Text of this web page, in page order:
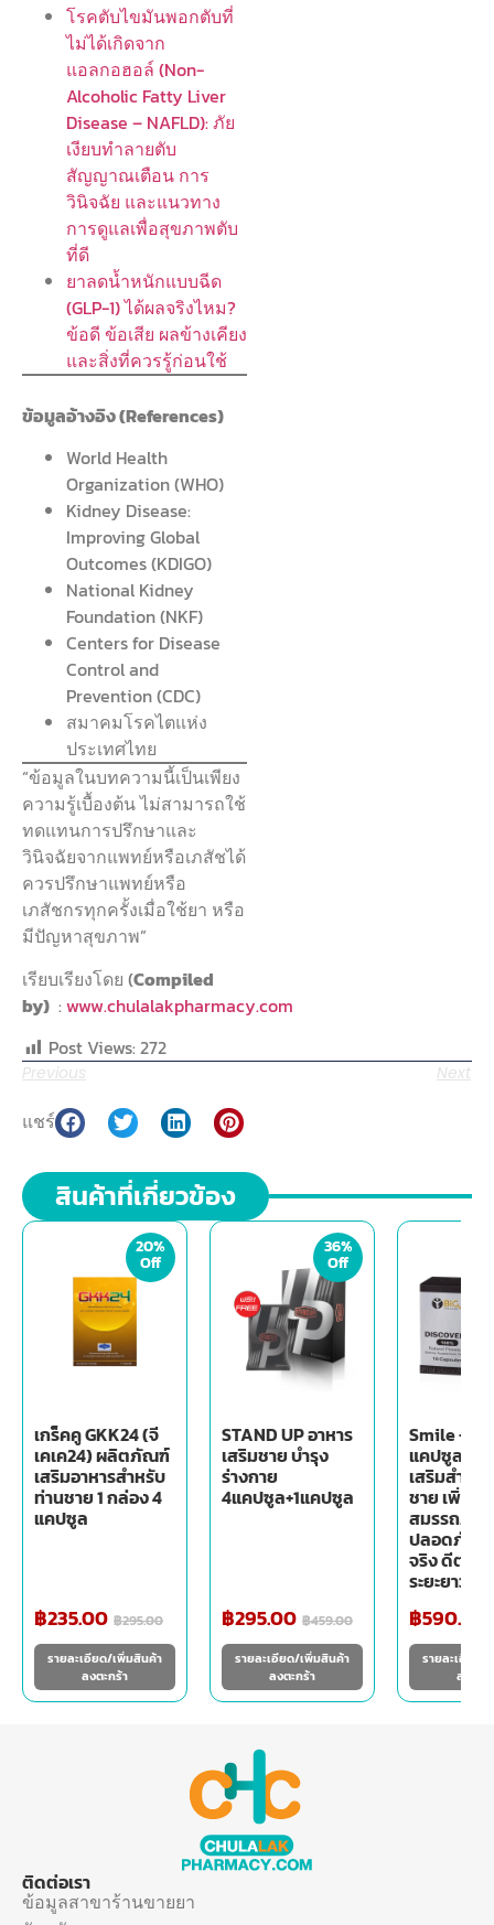
โรคตับไขมันพอกตับที่
ไม่ได้เกิดจาก
แอลกอฮอล์ (Non-
Alcoholic Fatty Liver
Disease – NAFLD): ภัย
เงียบทำลายตับ
สัญญาณเตือน การ
วินิจฉัย และแนวทาง
การดูแลเพื่อสุขภาพตับ
ที่ดี
ยาลดน้ำหนักแบบฉีด
(GLP-1) ได้ผลจริงไหม?
ข้อดี ข้อเสีย ผลข้างเคียง
และสิ่งที่ควรรู้ก่อนใช้
ข้อมูลอ้างอิง (References)
World Health
Organization (WHO)
Kidney Disease:
Improving Global
Outcomes (KDIGO)
National Kidney
Foundation (NKF)
Centers for Disease
Control and
Prevention (CDC)
สมาคมโรคไตแห่ง
ประเทศไทย
“ข้อมูลในบทความนี้เป็นเพียง
ความรู้เบื้องต้น ไม่สามารถใช้
ทดแทนการปรึกษาและ
วินิจฉัยจากแพทย์หรือเภสัชได้
ควรปรึกษาแพทย์หรือ
เภสัชกรทุกครั้งเมื่อใช้ยา หรือ
มีปัญหาสุขภาพ”
เรียบเรียงโดย (Compiled
by) : www.chulalakpharmacy.com
Post Views: 272
Previous Next
แชร์
สินค้าที่เกี่ยวข้อง
เกร็คคู GKK24 (จี
เคเค24) ผลิตภัณฑ์
เสริมอาหารสำหรับ
ท่านชาย 1 กล่อง 4
แคปซูล
฿235.00 ฿295.00
20%
Off
รายละเอียด/เพิ่มสินค้า
ลงตะกร้า
STAND UP อาหาร
เสริมชาย บำรุง
ร่างกาย
4แคปซูล+1แคปซูล
฿295.00 ฿459.00
36%
Off
รายละเอียด/เพิ่มสินค้า
ลงตะกร้า
Smile -
แคปซูล) อา
เสริมสำหรั
ชาย เพิ่ม
สมรรถภา
ปลอดภัย เ
จริง ดีต่อสุ
ระยะยาว
฿590.00
รายละเอียด/
ลงตะก
ติดต่อเรา
ข้อมูลสาขาร้านขายยา